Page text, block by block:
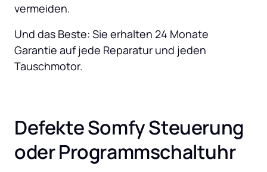
vermeiden.
Und das Beste: Sie erhalten 24 Monate
Garantie auf jede Reparatur und jeden
Tauschmotor.
Defekte Somfy Steuerung
oder Programmschaltuhr